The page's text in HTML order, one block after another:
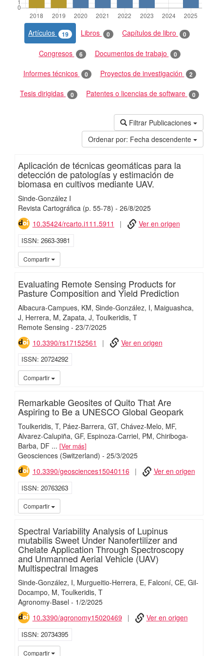
Artículos 19 Libros 0 Capítulos de libro 0
Congresos 6 Documentos de trabajo 0
Informes técnicos 0 Proyectos de investigación 2
Tesis dirigidas 0 Patentes o licencias de software 0
Filtrar Publicaciones
Ordenar por: Fecha descendente
Aplicación de técnicas geomáticas para la
detección de patologías y estimación de
biomasa en cultivos mediante UAV.
Sinde-González I
Revista Cartográfica (p. 55-78) - 26/8/2025
10.35424/rcarto.i111.5911
Ver en origen
ISSN 2663-3981
Compartir
Evaluating Remote Sensing Products for
Pasture Composition and Yield Prediction
Albacura-Campues, KM Sinde-González, I Maiguashca,
J Herrera, M Zapata, J Toulkeridis, T
Remote Sensing - 23/7/2025
10.3390/rs17152561
Ver en origen
ISSN 20724292
Compartir
Remarkable Geosites of Quito That Are
Aspiring to Be a UNESCO Global Geopark
Toulkeridis, T Páez-Barrera, GT Chávez-Melo, MF
Alvarez-Calupiña, GF Espinoza-Carriel, PM Chiriboga-
Barba, DF ... Ver más
Geosciences (Switzerland) - 25/3/2025
10.3390/geosciences15040116
Ver en origen
ISSN 20763263
Compartir
Spectral Variability Analysis of Lupinus
mutabilis Sweet Under Nanofertilizer and
Chelate Application Through Spectroscopy
and Unmanned Aerial Vehicle (UAV)
Multispectral Images
Sinde-González, I Murgueitio-Herrera, E Falconí, CE Gil-
Docampo, M Toulkeridis, T
Agronomy-Basel - 1/2/2025
10.3390/agronomy15020469
Ver en origen
ISSN 20734395
Compartir